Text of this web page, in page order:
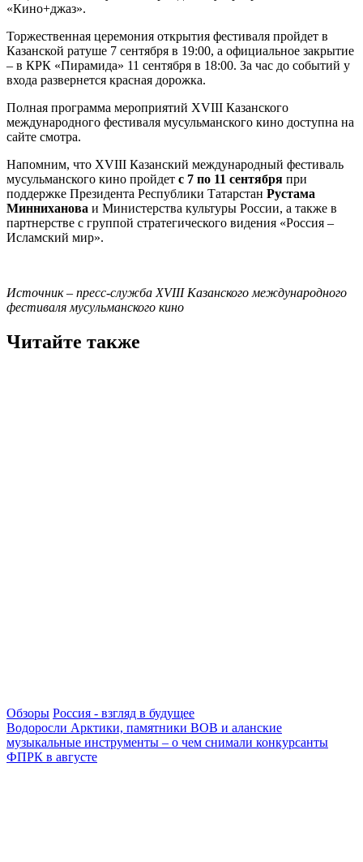
«Кино+джаз».
Торжественная церемония открытия фестиваля пройдет в
Казанской ратуше 7 сентября в 19:00, а официальное закрытие
– в КРК «Пирамида» 11 сентября в 18:00. За час до событий у
входа развернется красная дорожка.
Полная программа мероприятий XVIII Казанского
международного фестиваля мусульманского кино доступна на
сайте смотра.
Напомним, что XVIII Казанский международный фестиваль
мусульманского кино пройдет с 7 по 11 сентября при
поддержке Президента Республики Татарстан Рустама
Минниханова и Министерства культуры России, а также в
партнерстве с группой стратегического видения «Россия –
Исламский мир».
Источник – пресс-служба XVIII Казанского международного
фестиваля мусульманского кино
Читайте также
Обзоры Россия - взгляд в будущее
Водоросли Арктики, памятники ВОВ и аланские
музыкальные инструменты – о чем снимали конкурсанты
ФПРК в августе